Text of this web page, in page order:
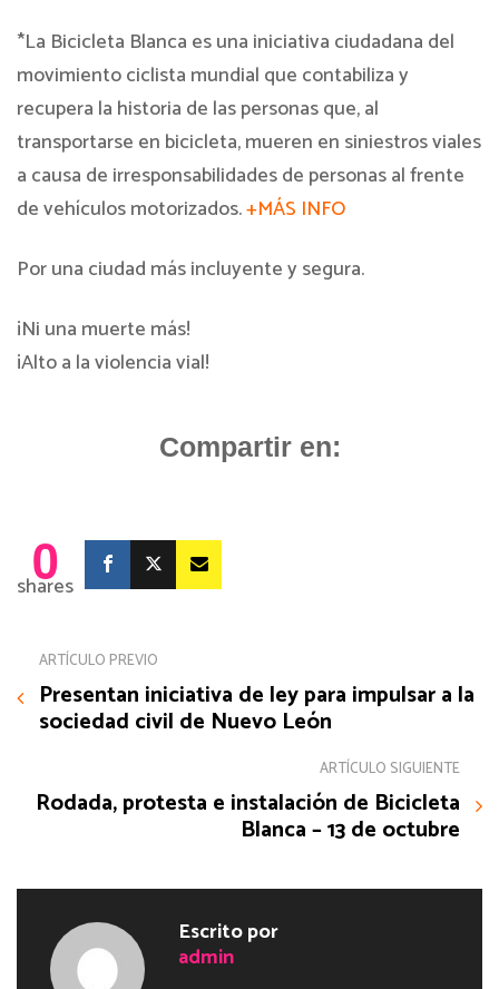
*La Bicicleta Blanca es una iniciativa ciudadana del
movimiento ciclista mundial que contabiliza y
recupera la historia de las personas que, al
transportarse en bicicleta, mueren en siniestros viales
a causa de irresponsabilidades de personas al frente
de vehículos motorizados.+MÁS INFO
Por una ciudad más incluyente y segura.
¡Ni una muerte más!
¡Alto a la violencia vial!
Compartir en:
0
shares
ARTÍCULO PREVIO
Presentan iniciativa de ley para impulsar a la
sociedad civil de Nuevo León
ARTÍCULO SIGUIENTE
Rodada, protesta e instalación de Bicicleta
Blanca – 13 de octubre
Escrito por
admin